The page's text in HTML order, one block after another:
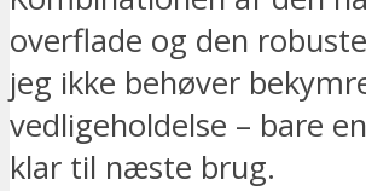
overflade og den
jeg ikke behøver
vedligeholdelse – bare
klar til næste brug.